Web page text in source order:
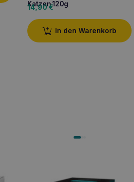
Katzen 120g
14,90€
In den Warenkorb